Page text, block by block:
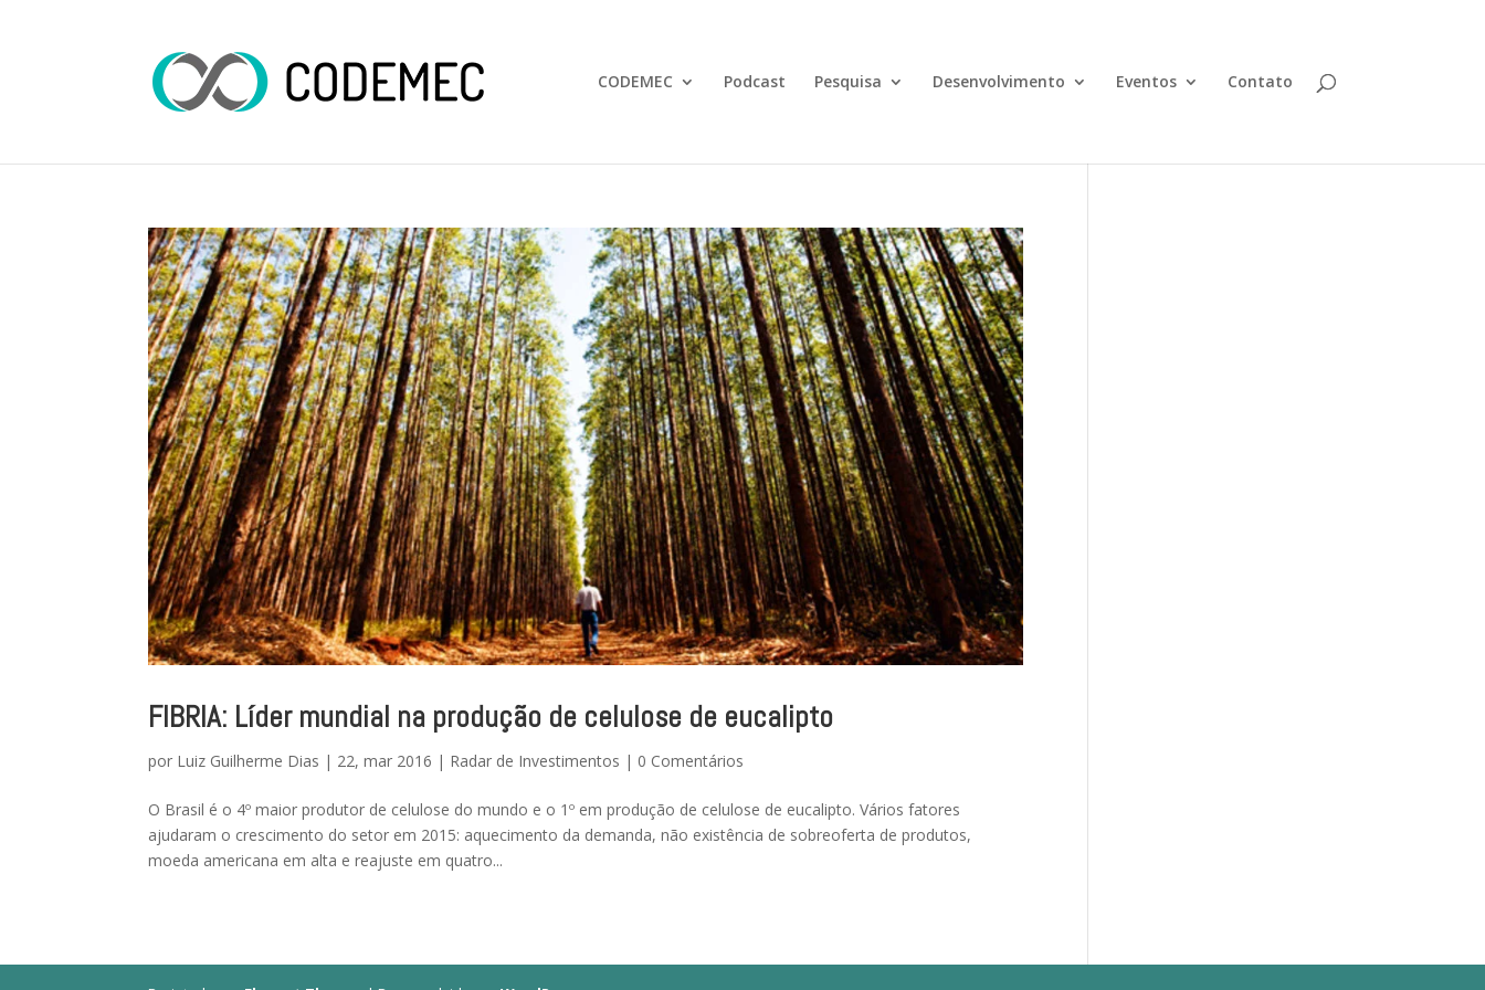
CODEMEC Podcast Pesquisa Desenvolvimento Eventos Contato
FIBRIA: Líder mundial na produção de celulose de eucalipto
por Luiz Guilherme Dias | 22, mar 2016 | Radar de Investimentos | 0 Comentários
O Brasil é o 4º maior produtor de celulose do mundo e o 1º em produção de celulose de eucalipto. Vários fatores
ajudaram o crescimento do setor em 2015: aquecimento da demanda, não existência de sobreoferta de produtos,
moeda americana em alta e reajuste em quatro...